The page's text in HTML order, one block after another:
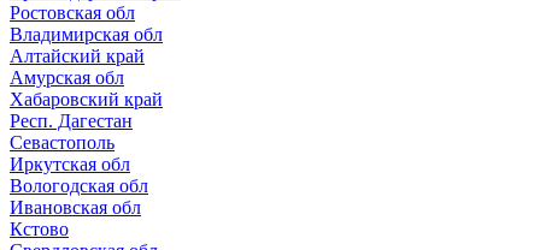
Ростовская обл
Владимирская обл
Алтайский край
Амурская обл
Хабаровский край
Респ. Дагестан
Севастополь
Иркутская обл
Вологодская обл
Ивановская обл
Кстово